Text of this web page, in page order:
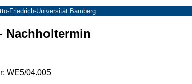
Friedrich-Universität Bamberg
Nachholtermin
WE5/04.005